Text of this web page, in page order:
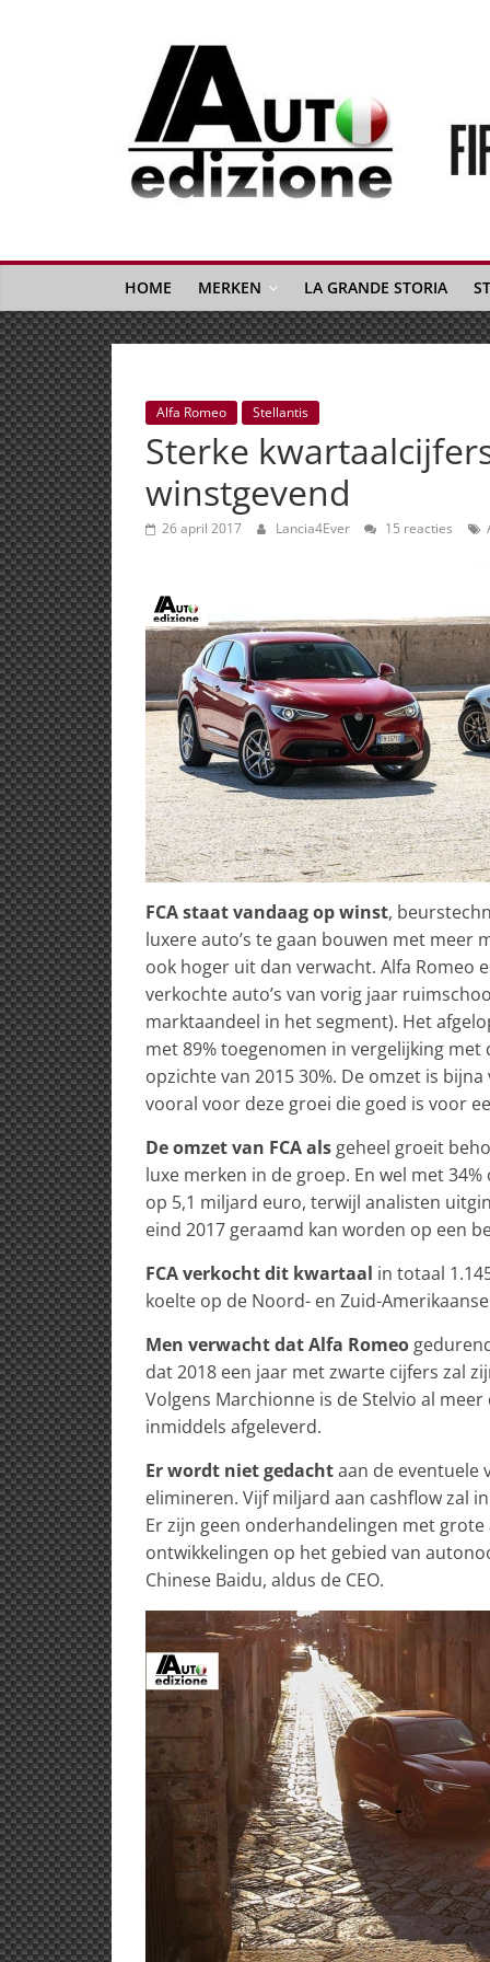
Auto
Edizione
La
Gazetta
dell'Automobile
Italiana
|
Italiaans
autonieuws
&
lifestyle
HOME MERKEN LA GRANDE STORIA
Alfa Romeo Stellantis
Sterke
winstgevend
26 april 2017 Lancia4Ever 15 reacties
FCA staat vandaag op winst,
luxere auto’s te gaan bouwen met meer
ook hoger uit dan verwacht. Alfa Romeo
verkochte auto’s van vorig jaar
marktaandeel in het segment). Het
met 89% toegenomen in vergelijking
opzichte van 2015 30%. De omzet is
vooral voor deze groei die goed is voor
De omzet van FCA als geheel groeit
luxe merken in de groep. En wel met
op 5,1 miljard euro, terwijl analisten
eind 2017 geraamd kan worden op een
FCA verkocht dit kwartaal in totaal
koelte op de Noord- en Zuid-
Men verwacht dat Alfa Romeo
dat 2018 een jaar met zwarte cijfers zal
Volgens Marchionne is de Stelvio al
inmiddels afgeleverd.
Er wordt niet gedachtaan de eventuele
elimineren. Vijf miljard aan cashflow zal
Er zijn geen onderhandelingen met
ontwikkelingen op het gebied van
Chinese Baidu, aldus de CEO.